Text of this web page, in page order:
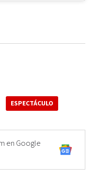
ESPECTÁCULO
en Google